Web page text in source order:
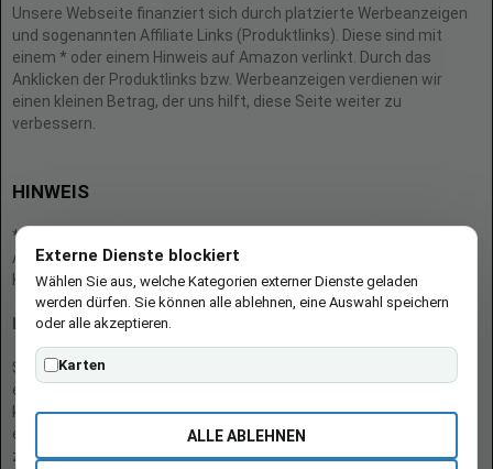
Unsere Webseite finanziert sich durch platzierte Werbeanzeigen
und sogenannten Affiliate Links (Produktlinks). Diese sind mit
einem * oder einem Hinweis auf Amazon verlinkt. Durch das
Anklicken der Produktlinks bzw. Werbeanzeigen verdienen wir
einen kleinen Betrag, der uns hilft, diese Seite weiter zu
verbessern.
HINWEIS
* = Afilliate-Link (=Werbung)
Als Amazon-Partner verdient der Seitenbetreiber an qualifizierten
Käufen.
Hinweis zu Preisen und Verfügbarkeiten
Sofern Produktpreise und Verfügbarkeiten angezeigt werden,
entsprechen diese dem angegebenen Stand (Datum/Uhrzeit) und
können sich auf der verlinkten Seite jederzeit ändern. Für den Kauf
eines Produkts gelten die Angaben zu Preis und Verfügbarkeit, die
zum Kaufzeitpunkt [auf der/den maßgeblichen Amazon-
Externe Dienste blockiert
Wählen Sie aus, welche Kategorien externer Dienste geladen
werden dürfen. Sie können alle ablehnen, eine Auswahl speichern
oder alle akzeptieren.
Karten
ALLE ABLEHNEN